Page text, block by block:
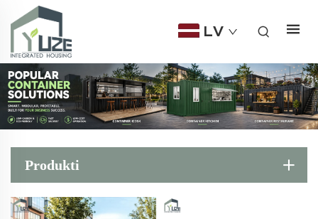
LV
Produkti